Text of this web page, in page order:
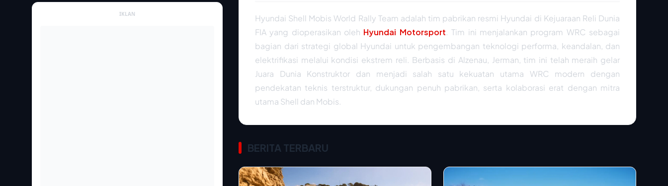
IKLAN
Hyundai Shell Mobis World Rally Team adalah tim pabrikan resmi Hyundai di Kejuaraan Reli Dunia
FIA yang dioperasikan oleh Hyundai Motorsport. Tim ini menjalankan program WRC sebagai
bagian dari strategi global Hyundai untuk pengembangan teknologi performa, keandalan, dan
elektrifikasi melalui kondisi ekstrem reli. Berbasis di Alzenau, Jerman, tim ini telah meraih gelar
Juara Dunia Konstruktor dan menjadi salah satu kekuatan utama WRC modern dengan
pendekatan teknis terstruktur, dukungan penuh pabrikan, serta kolaborasi erat dengan mitra
utama Shell dan Mobis.
BERITA TERBARU